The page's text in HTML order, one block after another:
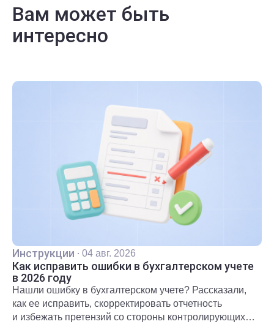
Вам может быть
интересно
Инструкции · 04 авг. 2026
Как исправить ошибки в бухгалтерском учете
в 2026 году
Нашли ошибку в бухгалтерском учете? Рассказали,
как ее исправить, скорректировать отчетность
и избежать претензий со стороны контролирующих